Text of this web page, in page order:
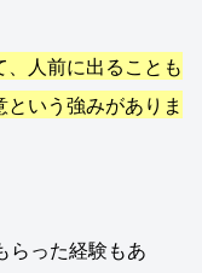
人前に出ることも
いう強みがありま
らった経験もあ